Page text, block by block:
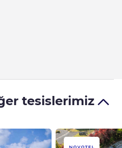
tesislerimiz